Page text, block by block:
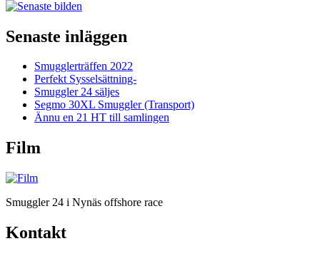
Senaste inläggen
Smugglerträffen 2022
Perfekt Sysselsättning-
Smuggler 24 säljes
Segmo 30XL Smuggler (Transport)
Ännu en 21 HT till samlingen
Film
Smuggler 24 i Nynäs offshore race
Kontakt